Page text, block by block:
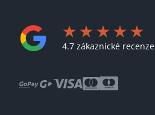
4.7 zákaznické recenze